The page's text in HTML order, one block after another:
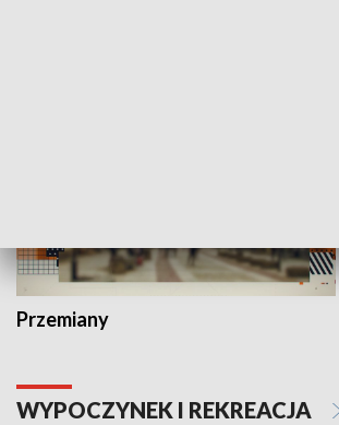
Przemiany
WYPOCZYNEK I REKREACJA